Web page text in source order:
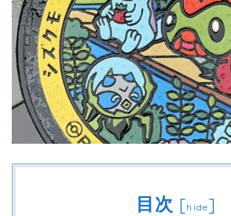
目次 [hide]